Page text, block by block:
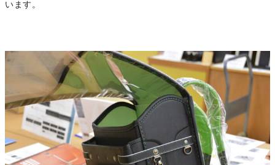
います。